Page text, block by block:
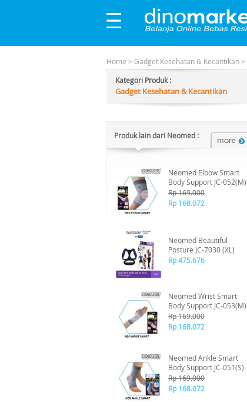
Home > Gadget Kesehatan & Kecantikan>
Kategori Produk :
Gadget Kesehatan & Kecantikan
Produk lain dari Neomed :
Neomed Elbow Smart
Body Support JC-052(M)
Rp 169.000
Rp 168.072
Neomed Beautiful
Posture JC-7030 (XL)
Rp 475.676
Neomed Wrist Smart
Body Support JC-053(M)
Rp 169.000
Rp 168.072
Neomed Ankle Smart
Body Support JC-051(S)
Rp 169.000
Rp 168.072